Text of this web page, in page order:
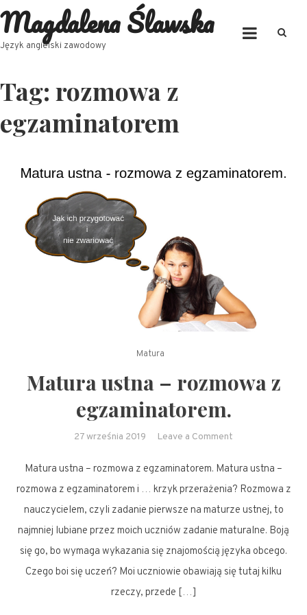
Skip
to
content
Magdalena Ślawska
Język angielski zawodowy
Tag: rozmowa z
egzaminatorem
Matura
Matura ustna – rozmowa z
egzaminatorem.
27 września 2019 Leave a Comment
ustna
–
rozmowa
egzaminatorem.
Matura ustna – rozmowa z egzaminatorem. Matura ustna –
rozmowa z egzaminatorem i … krzyk przerażenia? Rozmowa z
nauczycielem, czyli zadanie pierwsze na maturze ustnej, to
najmniej lubiane przez moich uczniów zadanie maturalne. Boją
się go, bo wymaga wykazania się znajomością języka obcego.
Czego boi się uczeń? Moi uczniowie obawiają się tutaj kilku
rzeczy, przede […]